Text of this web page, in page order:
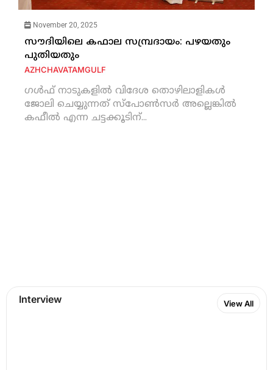
November 20, 2025
സൗദിയിലെ കഫാല സമ്പ്രദായം: പഴയതും
പുതിയതും
AZHCHAVATAMGULF
ഗള്‍ഫ് നാടുകളില്‍ വിദേശ തൊഴിലാളികള്‍
ജോലി ചെയ്യുന്നത് സ്‌പോണ്‍സര്‍ അല്ലെങ്കില്‍
കഫീല്‍ എന്ന ചട്ടക്കൂടിന്...
Interview View All